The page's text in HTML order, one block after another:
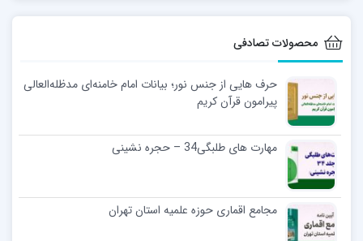
محصولات تصادفی
حرف هایی از جنس نور؛ بیانات امام خامنه‌ای مدظله‌العالی
پیرامون قرآن کریم
مهارت های طلبگی34 – حجره نشینی
مجامع اقماری حوزه علمیه استان تهران